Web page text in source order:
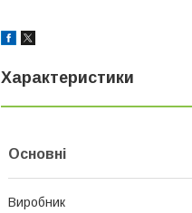
Характеристики
Основні
Виробник